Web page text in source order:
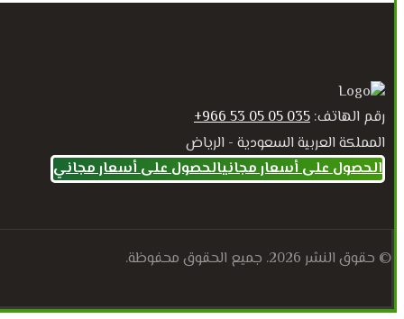
رقم الهاتف: 035 05 05 53 966+
المملكة العربية السعودية - الرياض
الحصول على أسعار مجانيالحصول على أسعار مجاني
© حقوق النشر 2026. جميع الحقوق محفوظة.